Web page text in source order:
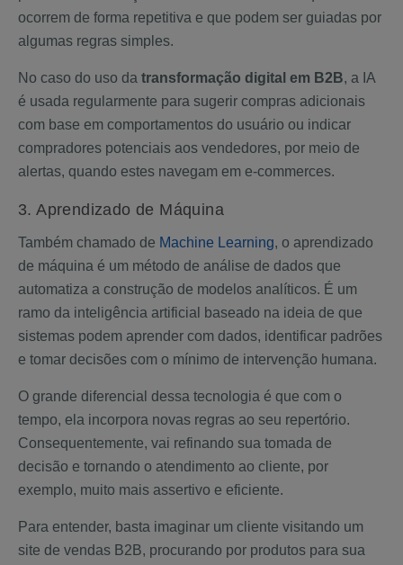
ocorrem de forma repetitiva e que podem ser guiadas por
algumas regras simples.
No caso do uso da transformação digital em B2B, a IA
é usada regularmente para sugerir compras adicionais
com base em comportamentos do usuário ou indicar
compradores potenciais aos vendedores, por meio de
alertas, quando estes navegam em e-commerces.
3. Aprendizado de Máquina
Também chamado de Machine Learning, o aprendizado
de máquina é um método de análise de dados que
automatiza a construção de modelos analíticos. É um
ramo da inteligência artificial baseado na ideia de que
sistemas podem aprender com dados, identificar padrões
e tomar decisões com o mínimo de intervenção humana.
O grande diferencial dessa tecnologia é que com o
tempo, ela incorpora novas regras ao seu repertório.
Consequentemente, vai refinando sua tomada de
decisão e tornando o atendimento ao cliente, por
exemplo, muito mais assertivo e eficiente.
Para entender, basta imaginar um cliente visitando um
site de vendas B2B, procurando por produtos para sua